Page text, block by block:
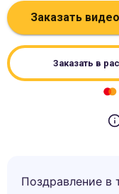
Заказать
Заказать в
Поздравление в